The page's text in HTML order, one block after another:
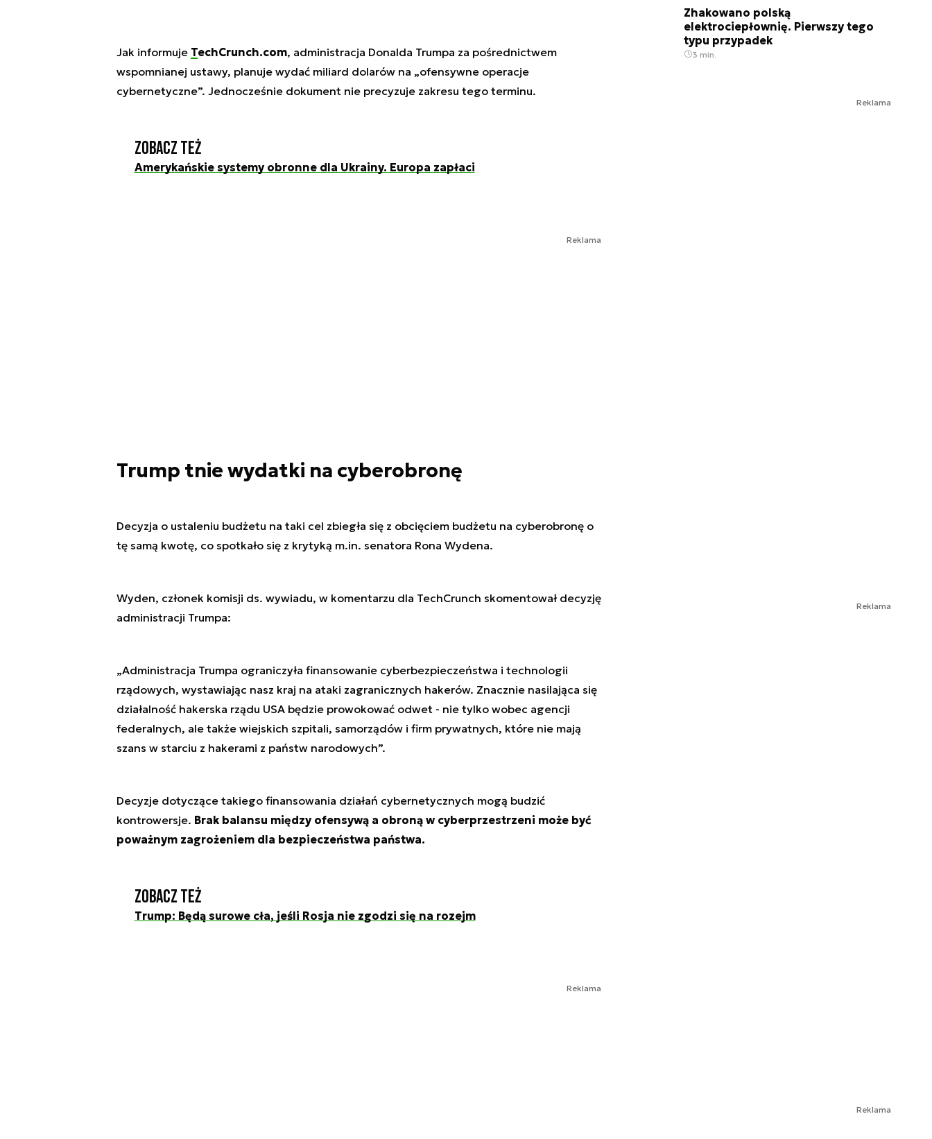
Jak informuje TechCrunch.com, administracja Donalda Trumpa za pośrednictwem
wspomnianej ustawy, planuje wydać miliard dolarów na „ofensywne operacje
cybernetyczne”. Jednocześnie dokument nie precyzuje zakresu tego terminu.
Zobacz też
Amerykańskie systemy obronne dla Ukrainy. Europa zapłaci
Reklama
Trump tnie wydatki na cyberobronę
Decyzja o ustaleniu budżetu na taki cel zbiegła się z obcięciem budżetu na cyberobronę o
tę samą kwotę, co spotkało się z krytyką m.in. senatora Rona Wydena.
Wyden, członek komisji ds. wywiadu, w komentarzu dla TechCrunch skomentował decyzję
administracji Trumpa:
„Administracja Trumpa ograniczyła finansowanie cyberbezpieczeństwa i technologii
rządowych, wystawiając nasz kraj na ataki zagranicznych hakerów. Znacznie nasilająca się
działalność hakerska rządu USA będzie prowokować odwet - nie tylko wobec agencji
federalnych, ale także wiejskich szpitali, samorządów i firm prywatnych, które nie mają
szans w starciu z hakerami z państw narodowych”.
Decyzje dotyczące takiego finansowania działań cybernetycznych mogą budzić
kontrowersje. Brak balansu między ofensywą a obroną w cyberprzestrzeni może być
poważnym zagrożeniem dla bezpieczeństwa państwa.
Zobacz też
Trump: Będą surowe cła, jeśli Rosja nie zgodzi się na rozejm
Reklama
Zhakowano polską
elektrociepłownię. Pierwszy tego
typu przypadek
3 min.
Reklama
Reklama
Reklama